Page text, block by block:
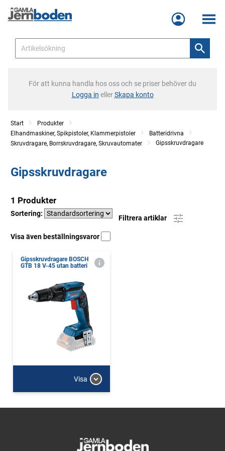
Meny
För att kunna handla hos oss och se priser behöver du
Logga in ellerSkapa konto
Start
Produkter
Elhandmaskiner, Spikpistoler, Klammerpistoler
Batteridrivna
Skruvdragare, Borrskruvdragare, Skruvautomater
Gipsskruvdragare
Gipsskruvdragare
1 Produkter
Sortering:
Filtrera artiklar
Visa även beställningsvaror
Gipsskruvdragare BOSCH
GTB 18 V-45 utan batteri
Visa